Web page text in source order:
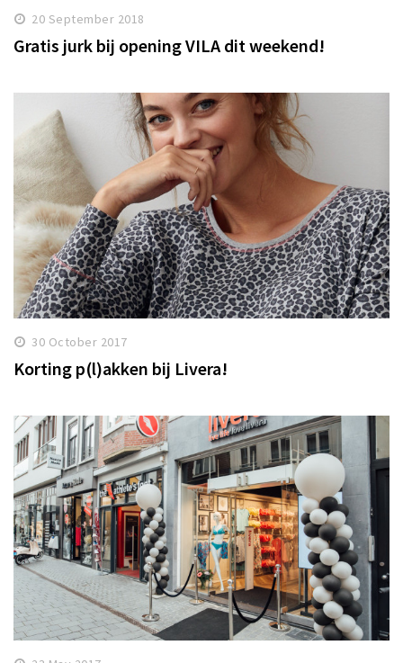
20 September 2018
Gratis jurk bij opening VILA dit weekend!
30 October 2017
Korting p(l)akken bij Livera!